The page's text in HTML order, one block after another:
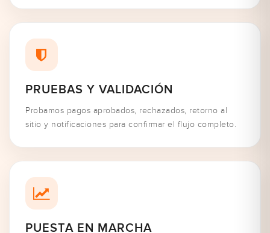
PRUEBAS Y VALIDACIÓN
Probamos pagos aprobados, rechazados, retorno al
sitio y notificaciones para confirmar el flujo completo.
PUESTA EN MARCHA